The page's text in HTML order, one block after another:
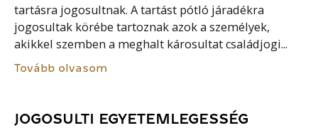
tartásra jogosultnak. A tartást pótló járadékra
jogosultak körébe tartoznak azok a személyek,
akikkel szemben a meghalt károsultat családjogi...
Tovább olvasom
JOGOSULTI EGYETEMLEGESSÉG